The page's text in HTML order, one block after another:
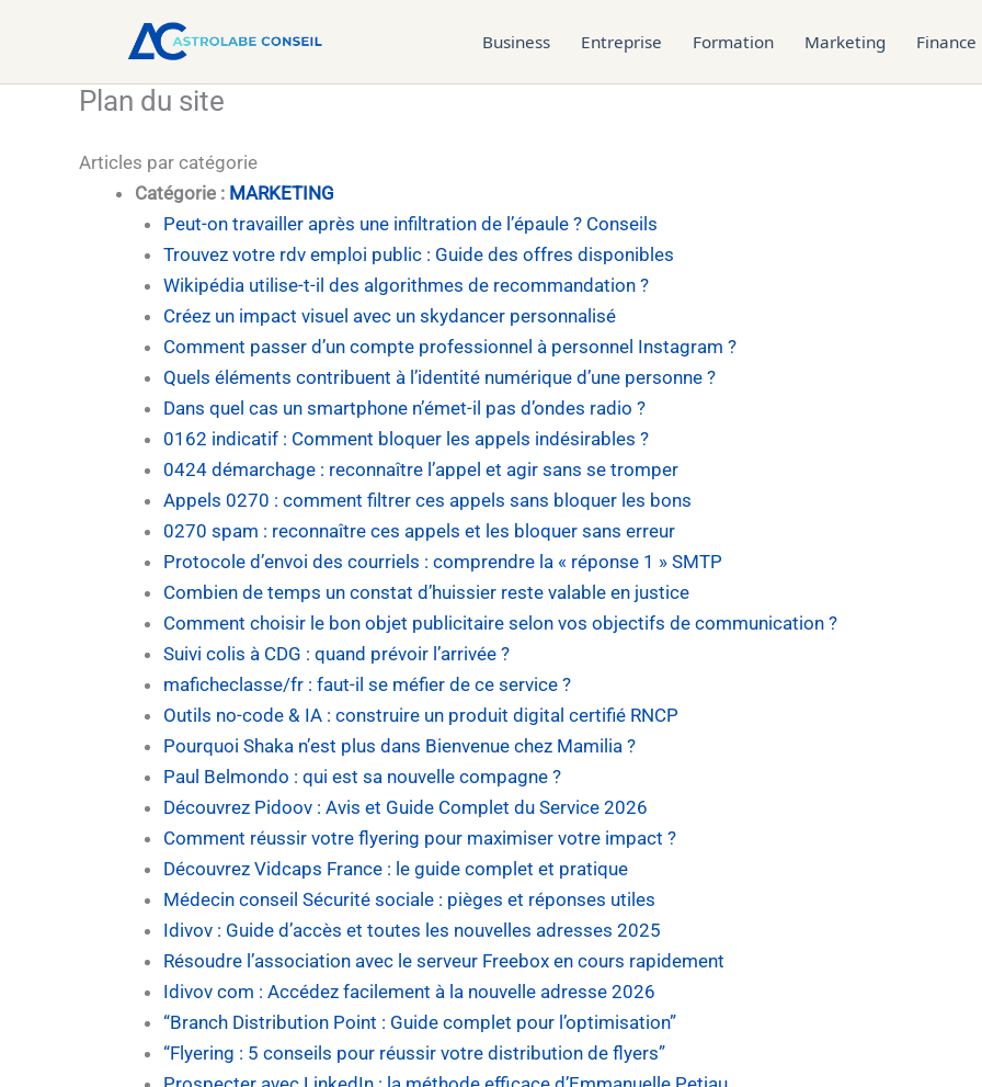
Business Entreprise Formation Marketing Finance
Plan du site
Articles par catégorie
Catégorie : MARKETING
Peut-on travailler après une infiltration de l’épaule ? Conseils
Trouvez votre rdv emploi public : Guide des offres disponibles
Wikipédia utilise-t-il des algorithmes de recommandation ?
Créez un impact visuel avec un skydancer personnalisé
Comment passer d’un compte professionnel à personnel Instagram ?
Quels éléments contribuent à l’identité numérique d’une personne ?
Dans quel cas un smartphone n’émet-il pas d’ondes radio ?
0162 indicatif : Comment bloquer les appels indésirables ?
0424 démarchage : reconnaître l’appel et agir sans se tromper
Appels 0270 : comment filtrer ces appels sans bloquer les bons
0270 spam : reconnaître ces appels et les bloquer sans erreur
Protocole d’envoi des courriels : comprendre la « réponse 1 » SMTP
Combien de temps un constat d’huissier reste valable en justice
Comment choisir le bon objet publicitaire selon vos objectifs de communication ?
Suivi colis à CDG : quand prévoir l’arrivée ?
maficheclasse/fr : faut-il se méfier de ce service ?
Outils no-code & IA : construire un produit digital certifié RNCP
Pourquoi Shaka n’est plus dans Bienvenue chez Mamilia ?
Paul Belmondo : qui est sa nouvelle compagne ?
Découvrez Pidoov : Avis et Guide Complet du Service 2026
Comment réussir votre flyering pour maximiser votre impact ?
Découvrez Vidcaps France : le guide complet et pratique
Médecin conseil Sécurité sociale : pièges et réponses utiles
Idivov : Guide d’accès et toutes les nouvelles adresses 2025
Résoudre l’association avec le serveur Freebox en cours rapidement
Idivov com : Accédez facilement à la nouvelle adresse 2026
“Branch Distribution Point : Guide complet pour l’optimisation”
“Flyering : 5 conseils pour réussir votre distribution de flyers”